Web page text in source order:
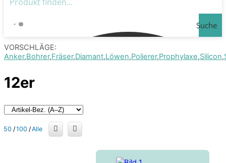
Suche
VORSCHLÄGE:
Anker Bohrer Fräser Diamant Löwen Polierer Prophylaxe Silicon
12er
50 /100 /Alle